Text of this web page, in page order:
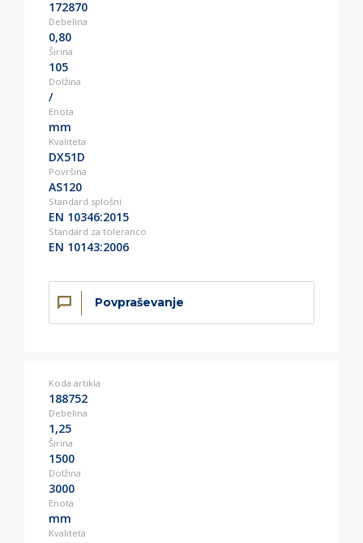
172870
Debelina
0,80
Širina
105
Dolžina
/
Enota
mm
Kvaliteta
DX51D
Površina
AS120
Standard splošni
EN 10346:2015
Standard za toleranco
EN 10143:2006
Povpraševanje
Koda artikla
188752
Debelina
1,25
Širina
1500
Dolžina
3000
Enota
mm
Kvaliteta